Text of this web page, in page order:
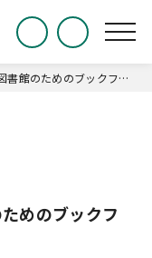
ためのブックフェア2024
めのブックフ